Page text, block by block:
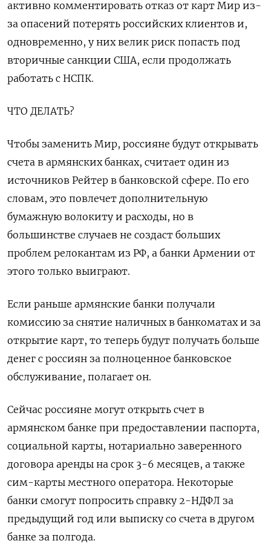
активно комментировать отказ от карт Мир из-
за опасений потерять российских клиентов и,
одновременно, у них велик риск попасть под
вторичные санкции США, если продолжать
работать с НСПК.
ЧТО ДЕЛАТЬ?
Чтобы заменить Мир, россияне будут открывать
счета в армянских банках, считает один из
источников Рейтер в банковской сфере. По его
словам, это повлечет дополнительную
бумажную волокиту и расходы, но в
большинстве случаев не создаст больших
проблем релокантам из РФ, а банки Армении от
этого только выиграют.
Если раньше армянские банки получали
комиссию за снятие наличных в банкоматах и за
открытие карт, то теперь будут получать больше
денег с россиян за полноценное банковское
обслуживание, полагает он.
Сейчас россияне могут открыть счет в
армянском банке при предоставлении паспорта,
социальной карты, нотариально заверенного
договора аренды на срок 3-6 месяцев, а также
сим-карты местного оператора. Некоторые
банки смогут попросить справку 2-НДФЛ за
предыдущий год или выписку со счета в другом
банке за полгода.